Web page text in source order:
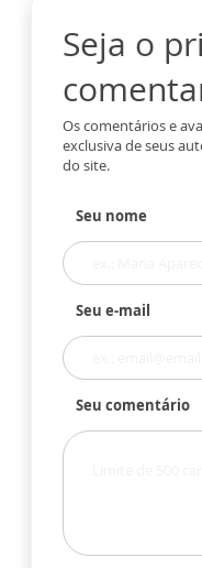
Seja o
Os comentários e
exclusiva de seus
do site.
Seu nome
Seu e-mail
Seu comentário